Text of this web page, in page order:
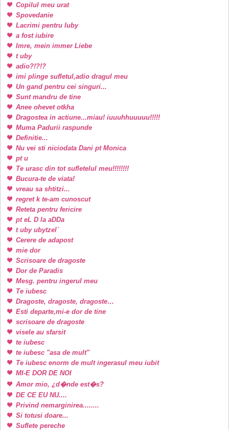
Copilul meu urat
Spovedanie
Lacrimi pentru Iuby
a fost iubire
Imre, mein immer Liebe
t uby
adio?!?!?
imi plinge sufletul,adio dragul meu
Un gand pentru cei singuri...
Sunt mandru de tine
Anee ohevet otkha
Dragostea in actiune...miau! iuuuhhuuuuu!!!!!
Muma Padurii raspunde
Definitie...
Nu vei sti niciodata Dani pt Monica
pt u
Te urasc din tot sufletelul meu!!!!!!!!
Bucura-te de viata!
vreau sa shtitzi...
regret k te-am cunoscut
Reteta pentru fericire
pt eL D la aDDa
t uby ubytzel`
Cerere de adapost
mie dor
Scrisoare de dragoste
Dor de Paradis
Mesg. pentru ingerul meu
Te iubesc
Dragoste, dragoste, dragoste…
Esti departe,mi-e dor de tine
scrisoare de dragoste
visele au sfarsit
te iubesc
te iubesc "asa de mult"
Te iubesc enorm de mult ingerasul meu iubit
MI-E DOR DE NOI
Amor mio, ¿d�nde est�s?
DE CE EU NU....
Privind nemarginirea........
Si totusi doare...
Suflete pereche